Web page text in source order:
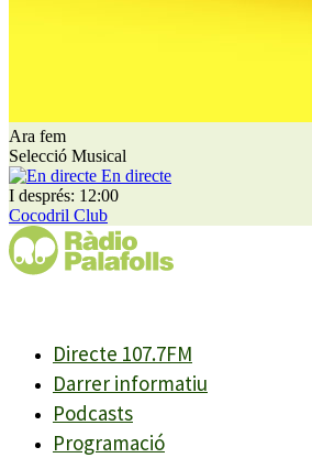
Ara fem
Selecció Musical
En directe
I després: 12:00
Cocodril Club
Directe 107.7FM
Darrer informatiu
Podcasts
Programació